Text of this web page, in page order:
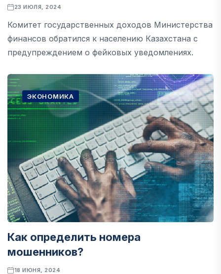
23 ИЮЛЯ, 2024
Комитет государственных доходов Министерства
финансов обратился к населению Казахстана с
предупреждением о фейковых уведомлениях.
ЭКОНОМИКА
Как определить номера
мошенников?
18 ИЮНЯ, 2024